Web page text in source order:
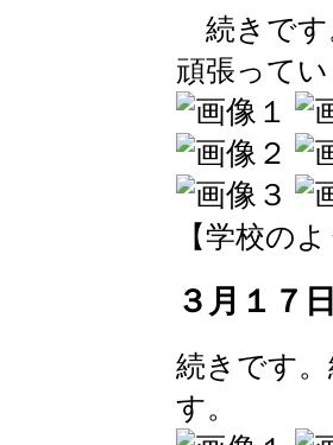
続きです
頑張ってい
【学校の
３月１７
続きです
す。